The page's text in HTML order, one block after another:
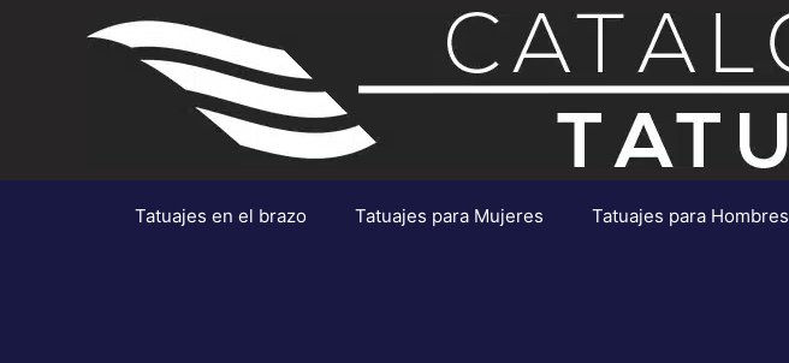
Tatuajes en el brazo Tatuajes para Mujeres Tatuajes para Hombres